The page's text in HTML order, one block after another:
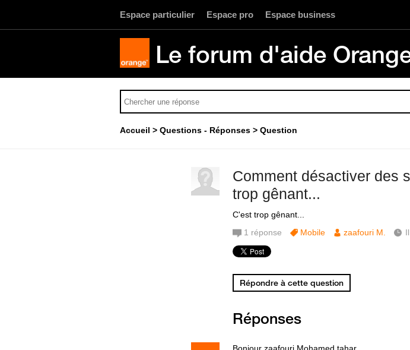
Espace particulier Espace pro Espace business
Le forum d'aide
Accueil Questions - Réponses Question
Comment désactiver des
trop gênant...
C'est trop gênant...
1 réponse Mobile zaafouri M.
Répondre à cette question
Réponses